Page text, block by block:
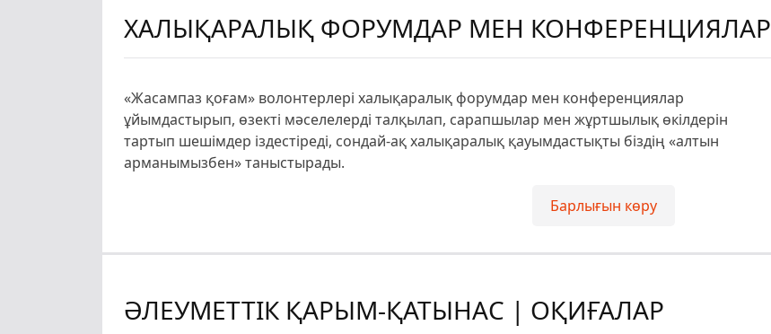
ХАЛЫҚАРАЛЫҚ ФОРУМДАР МЕН КОНФЕРЕНЦИЯЛАР
«Жасампаз қоғам» волонтерлері халықаралық форумдар мен конференциялар
ұйымдастырып, өзекті мәселелерді талқылап, сарапшылар мен жұртшылық өкілдерін
тартып шешімдер іздестіреді, сондай-ақ халықаралық қауымдастықты біздің «алтын
арманымызбен» таныстырады.
Барлығын көру
ӘЛЕУМЕТТІК ҚАРЫМ-ҚАТЫНАС | ОҚИҒАЛАР